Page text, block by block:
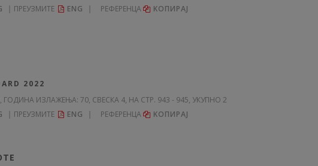
ПРЕУЗМИТЕ ENG РЕФЕРЕНЦА KОПИРАЈ
2022
ГОДИНА ИЗЛАЖЕЊА: 70, СВЕСКА 4, НА СТР. 943 - 945, УКУПНО 2
ПРЕУЗМИТЕ ENG РЕФЕРЕНЦА KОПИРАЈ